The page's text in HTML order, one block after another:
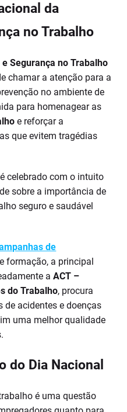
da
no Trabalho
Segurança no Trabalho
chamar a atenção para a
no ambiente de
para homenagear as
e reforçar a
que evitem tragédias
é celebrado com o intuito
sobre a importância de
seguro e saudável
de
formação, a principal
aACT –
do Trabalho, procura
de acidentes e doenças
uma melhor qualidade
do Dia Nacional
é uma questão